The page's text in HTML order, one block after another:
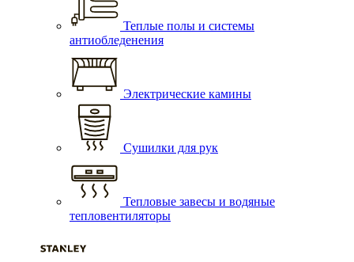
Теплые полы и системы
антиобледенения
Электрические камины
Сушилки для рук
Тепловые завесы и водяные
тепловентиляторы